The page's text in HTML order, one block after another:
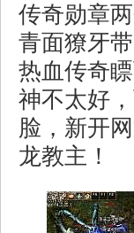
传奇勋章
青面獠牙
热血传奇
神不太好
脸，新开
龙教主！